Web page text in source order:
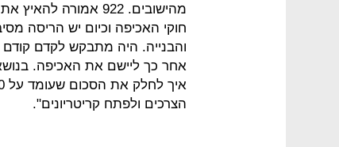
מהישובים. 922
חוקי האכיפה וכיום יש הריסה
והבנייה. היה מתבקש לקדם
אחר כך ליישם את האכיפה.
הצרכים ולפתח קריטריונים".